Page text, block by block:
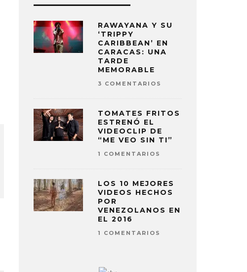
RAWAYANA Y SU
‘TRIPPY
CARIBBEAN’ EN
CARACAS: UNA
TARDE
MEMORABLE
3 COMENTARIOS
TOMATES FRITOS
ESTRENÓ EL
VIDEOCLIP DE
“ME VEO SIN TI”
1 COMENTARIOS
LOS 10 MEJORES
VIDEOS HECHOS
POR
VENEZOLANOS EN
EL 2016
1 COMENTARIOS